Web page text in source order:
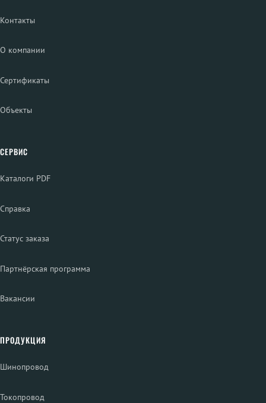
Контакты
О компании
Сертификаты
Объекты
СЕРВИС
Каталоги PDF
Справка
Статус заказа
Партнёрская программа
Вакансии
ПРОДУКЦИЯ
Шинопровод
Токопровод